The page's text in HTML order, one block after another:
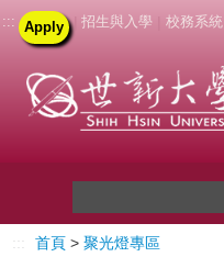
::: Apply | 招生與入學 校務系統
關於世新
首頁 >聚光燈專區